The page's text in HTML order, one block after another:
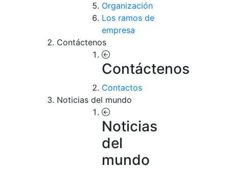
Organización
Los ramos de
empresa
Contáctenos
Contáctenos
Contactos
Noticias del mundo
Noticias
del
mundo